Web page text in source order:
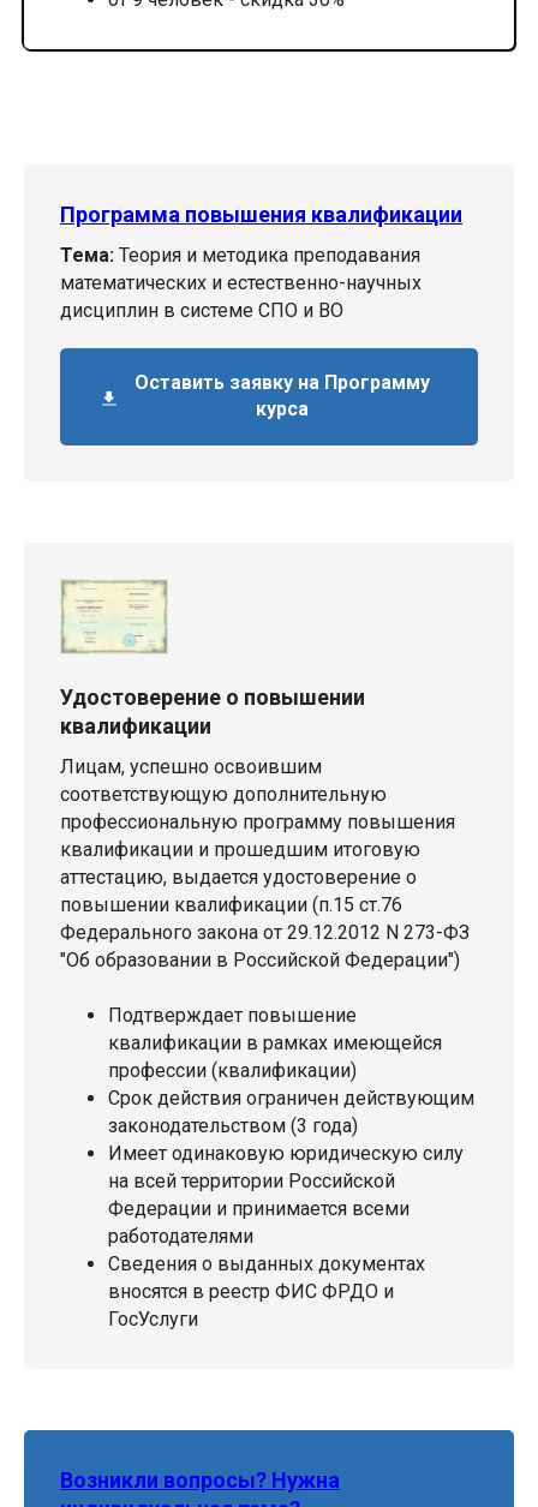
Программа повышения квалификации
Тема: Теория и методика преподавания
математических и естественно-научных
дисциплин в системе СПО и ВО
Оставить заявку на Программу
курса
Удостоверение о повышении
квалификации
Лицам, успешно освоившим
соответствующую дополнительную
профессиональную программу повышения
квалификации и прошедшим итоговую
аттестацию, выдается удостоверение о
повышении квалификации (п.15 ст.76
Федерального закона от 29.12.2012 N 273-ФЗ
"Об образовании в Российской Федерации")
Подтверждает повышение
квалификации в рамках имеющейся
профессии (квалификации)
Срок действия ограничен действующим
законодательством (3 года)
Имеет одинаковую юридическую силу
на всей территории Российской
Федерации и принимается всеми
работодателями
Сведения о выданных документах
вносятся в реестр ФИС ФРДО и
ГосУслуги
Возникли вопросы? Нужна